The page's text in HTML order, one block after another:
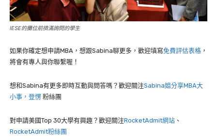
IESE的攤位前擠滿詢問的學生
如果你確定想申請MBA，想跟Sabina聊更多，歡迎填寫免費評估表格 ，
將會有專人與你聯繫喔！
想和Sabina有更多即時互動與問答嗎？歡迎關注Sabina姐分享MBA大
小事，登愣 粉絲團
對申請美國Top 30大學有興趣？歡迎關注RocketAdmit網站 、
RocketAdmit粉絲團